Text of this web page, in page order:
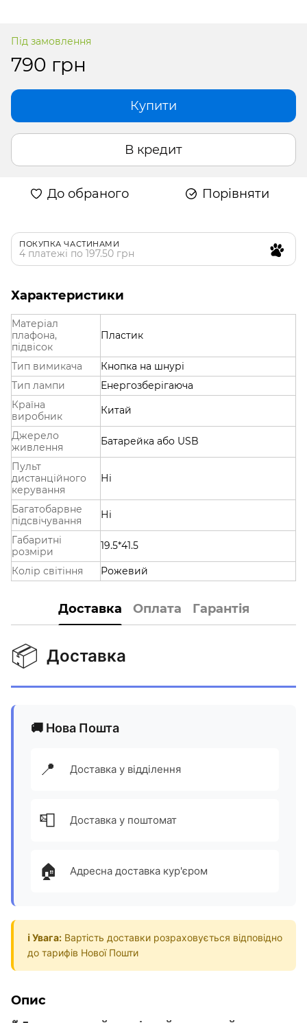
Під замовлення
790 грн
Купити
В кредит
До обраного Порівняти
ПОКУПКА ЧАСТИНАМИ
4 платежі по 197.50 грн
Характеристики
Матеріал
плафона,
підвісок
Пластик
Тип вимикача
Кнопка на шнурі
Тип лампи
Енергозберігаюча
Країна
виробник
Китай
Джерело
живлення
Батарейка або USB
Пульт
дистанційного
керування
Ні
Багатобарвне
підсвічування
Ні
Габаритні
розміри
19.5*41.5
Колір світіння Рожевий
Доставка Оплата Гарантія
📦 Доставка
🚚 Нова Пошта
📍 Доставка у відділення
📮 Доставка у поштомат
🏠 Адресна доставка кур'єром
ℹ️ Увага: Вартість доставки розраховується відповідно
до тарифів Нової Пошти
Опис